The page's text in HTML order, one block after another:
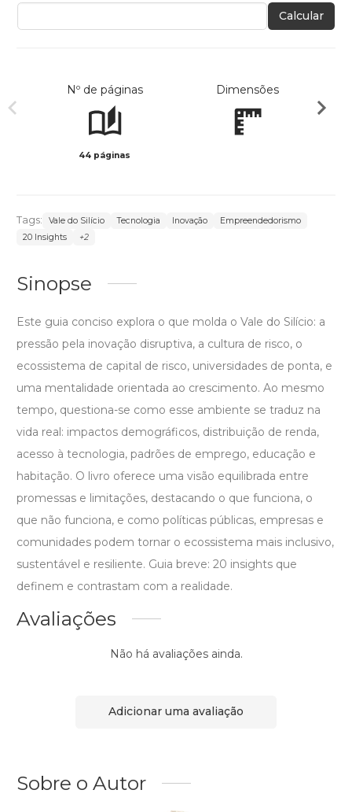
Calcular
Nº de páginas
44 páginas
Dimensões
Tags: Vale do Silício Tecnologia Inovação
Empreendedorismo
20 Insights
+2
Sinopse
Este guia conciso explora o que molda o Vale do Silício: a
pressão pela inovação disruptiva, a cultura de risco, o
ecossistema de capital de risco, universidades de ponta, e
uma mentalidade orientada ao crescimento. Ao mesmo
tempo, questiona-se como esse ambiente se traduz na
vida real: impactos demográficos, distribuição de renda,
acesso à tecnologia, padrões de emprego, educação e
habitação. O livro oferece uma visão equilibrada entre
promessas e limitações, destacando o que funciona, o
que não funciona, e como políticas públicas, empresas e
comunidades podem tornar o ecossistema mais inclusivo,
sustentável e resiliente. Guia breve: 20 insights que
definem e contrastam com a realidade.
Avaliações
Não há avaliações ainda.
Adicionar uma avaliação
Sobre o Autor